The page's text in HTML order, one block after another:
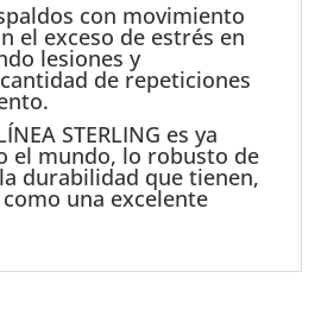
con movimiento
el exceso de estrés en
lesiones y
de repeticiones
STERLING es ya
el mundo, lo robusto de
durabilidad que tienen,
una excelente